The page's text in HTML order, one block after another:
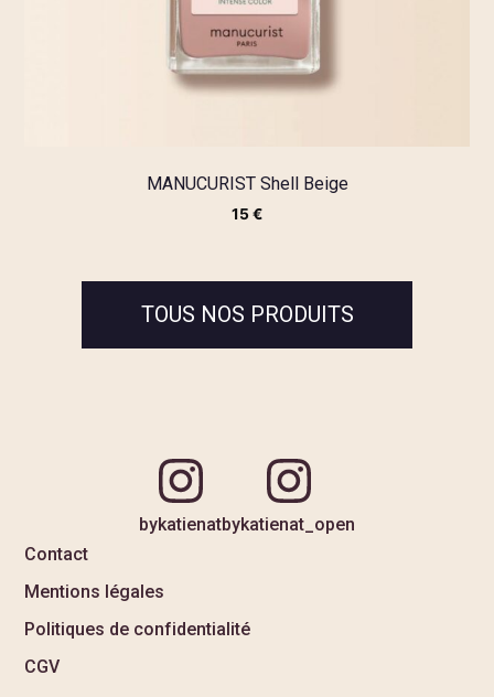
MANUCURIST Shell Beige
15€
TOUS NOS PRODUITS
bykatienatbykatienat_open
Contact
Mentions légales
Politiques de confidentialité
CGV